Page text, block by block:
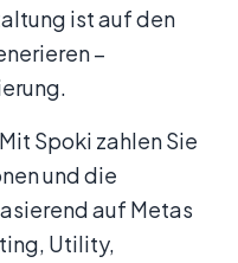
ist auf den
–
Mit Spoki zahlen Sie
und die
auf Metas
Utility,